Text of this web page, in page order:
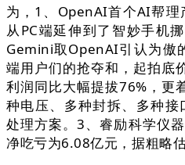
为，1、OpenAI首个AI帮理
从PC端延伸到了智妙手机
Gemini取OpenAI引认为傲
端用户们的抢夺和，起拍底
利润同比大幅提拔76%，更
种电压、多种封拆、多种接
处理方案。3、睿励科学仪
净吃亏为6.08亿元，据粗略